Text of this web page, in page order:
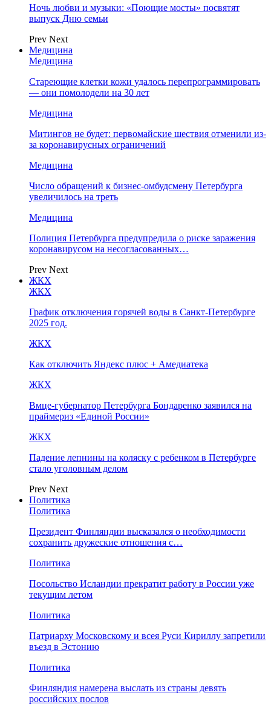
Ночь любви и музыки: «Поющие мосты» посвятят
выпуск Дню семьи
Prev Next
Медицина
Медицина
Стареющие клетки кожи удалось перепрограммировать
— они помолодели на 30 лет
Медицина
Митингов не будет: первомайские шествия отменили из-
за коронавирусных ограничений
Медицина
Число обращений к бизнес-омбудсмену Петербурга
увеличилось на треть
Медицина
Полиция Петербурга предупредила о риске заражения
коронавирусом на несогласованных…
Prev Next
ЖКХ
ЖКХ
График отключения горячей воды в Санкт-Петербурге
2025 год.
ЖКХ
Как отключить Яндекс плюс + Амедиатека
ЖКХ
Вмце-губернатор Петербурга Бондаренко заявился на
праймериз «Единой России»
ЖКХ
Падение лепнины на коляску с ребенком в Петербурге
стало уголовным делом
Prev Next
Политика
Политика
Президент Финляндии высказался о необходимости
сохранить дружеские отношения с…
Политика
Посольство Исландии прекратит работу в России уже
текущим летом
Политика
Патриарху Московскому и всея Руси Кириллу запретили
въезд в Эстонию
Политика
Финляндия намерена выслать из страны девять
российских послов